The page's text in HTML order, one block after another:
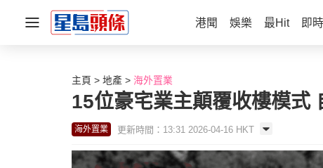
港聞 娛樂 最Hit 即時
主頁 地產 海外置業
15位豪宅業主顛覆收樓模式
海外置業 更新時間：13:31 2026-04-16 HKT